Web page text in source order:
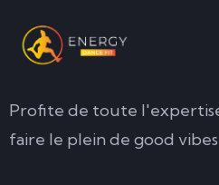
Profite de toute
faire le plein de good vibes